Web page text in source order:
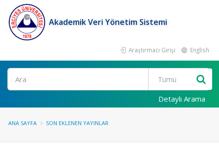
Akademik Veri Yönetim Sistemi
Araştırmacı Girişi English
Ara
Detaylı Arama
ANA SAYFA SON EKLENEN YAYINLAR